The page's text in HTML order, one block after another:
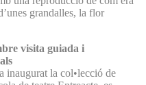
grandalles, la flor
visita guiada i
inaugurat la col•lecció de